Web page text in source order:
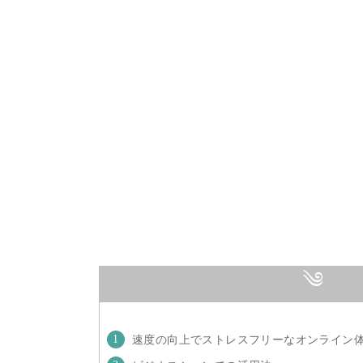
速度の向上でストレスフリーなオンライン